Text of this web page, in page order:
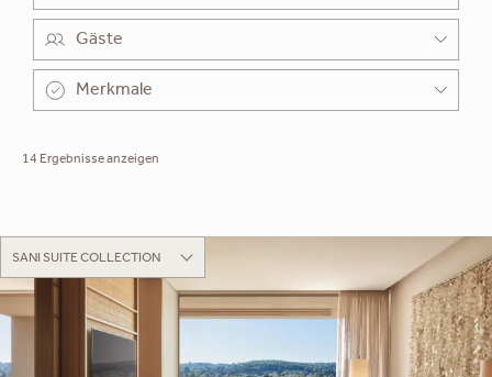
Gäste
Merkmale
14 Ergebnisse anzeigen
SANI SUITE COLLECTION